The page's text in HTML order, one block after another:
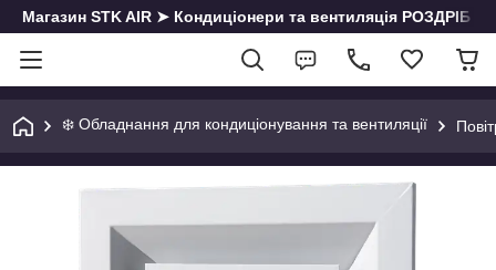
Магазин STK AIR ➤ Кондиціонери та вентиляція РОЗДРІБ
❄️ Обладнання для кондиціонування та вентиляції